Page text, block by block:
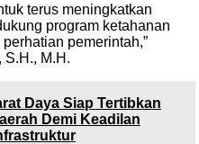
terus meningkatkan
program ketahanan
pemerintah,”
S.H., M.H.
Daya Siap Tertibkan
Demi Keadilan